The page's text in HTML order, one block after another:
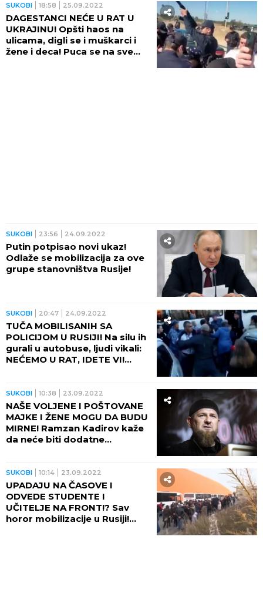
SUKOBI 18:58 25.09.2022
DAGESTANCI NEĆE U RAT U
UKRAJINU! Opšti haos na
ulicama, digli se i muškarci i
žene i deca! Puca se na sve
SUKOBI 23:56 24.09.2022
Putin potpisao novi ukaz!
Odlaže se mobilizacija za ove
grupe stanovništva Rusije!
SUKOBI 20:47 24.09.2022
TUČA MOBILISANIH SA
POLICIJOM U RUSIJI! Na silu ih
gurali u autobuse, ljudi vikali:
NEĆEMO U RAT, IDETE VI!
SUKOBI 10:38 23.09.2022
NAŠE VOLJENE I POŠTOVANE
MAJKE I ŽENE MOGU DA BUDU
MIRNE! Ramzan Kadirov kaže
da neće biti dodatne
SUKOBI 10:14 23.09.2022
UPADAJU NA ČASOVE I
ODVEDE STUDENTE I
UČITELJE NA FRONT!? Sav
horor mobilizacije u Rusiji!